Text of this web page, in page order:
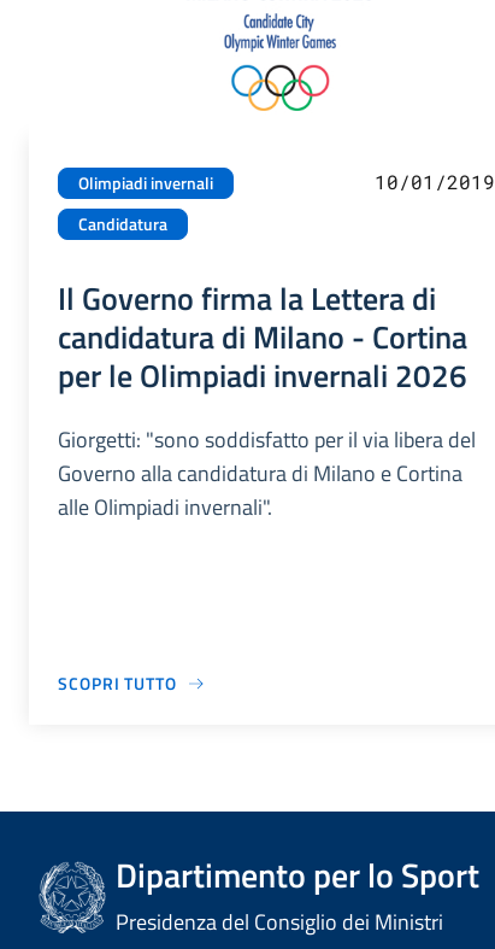
Olimpiadi invernali
Candidatura
10/01/2019
Il Governo firma la Lettera di
candidatura di Milano - Cortina
per le Olimpiadi invernali 2026
Giorgetti: "sono soddisfatto per il via libera del
Governo alla candidatura di Milano e Cortina
alle Olimpiadi invernali".
SCOPRI TUTTO
Dipartimento per lo Sport
Presidenza del Consiglio dei Ministri